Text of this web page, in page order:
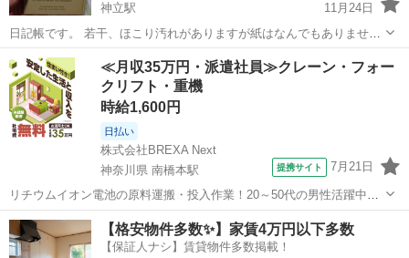
神立駅
11月24日
日記帳です。 若干、ほこり汚れがありますが紙はなんでもありませ
ん。茨城 かすみがうら市 神立駅 手帳 日記帳
≪月収35万円・派遣社員≫クレーン・フォー
クリフト・重機
時給1,600円
日払い
株式会社BREXA Next
神奈川県 南橋本駅
提携サイト 7月21日
リチウムイオン電池の原料運搬・投入作業！20～50代の男性活躍中★
ワンルーム寮完備！赴任旅費会社負担！年間休日130日★フォークリフ
ト免許お持ちの方、活躍中！就業先食堂利用可★《神奈川県相模原
市》 人気の工場のお仕事 ◇電...
神奈川 相模原市 南橋本駅 その他
【格安物件多数✨】家賃4万円以下多数
【保証人ナシ】賃貸物件多数掲載！